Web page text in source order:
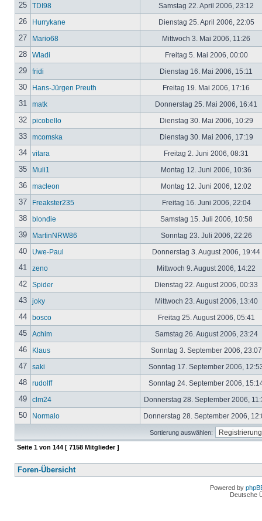
25 TDI98 Samstag 22. April 2006, 23:12
26 Hurrykane Dienstag 25. April 2006, 22:05
27 Mario68 Mittwoch 3. Mai 2006, 11:26
28 Wladi Freitag 5. Mai 2006, 00:00
29 fridi Dienstag 16. Mai 2006, 15:11
30 Hans-Jürgen Preuth Freitag 19. Mai 2006, 17:16
31 matk Donnerstag 25. Mai 2006, 16:41
32 picobello Dienstag 30. Mai 2006, 10:29
33 mcomska Dienstag 30. Mai 2006, 17:19
34 vitara Freitag 2. Juni 2006, 08:31
35 Muli1 Montag 12. Juni 2006, 10:36
36 macleon Montag 12. Juni 2006, 12:02
37 Freakster235 Freitag 16. Juni 2006, 22:04
38 blondie Samstag 15. Juli 2006, 10:58
39 MartinNRW86 Sonntag 23. Juli 2006, 22:26
40 Uwe-Paul Donnerstag 3. August 2006, 19:44
41 zeno Mittwoch 9. August 2006, 14:22
42 Spider Dienstag 22. August 2006, 00:33
43 joky Mittwoch 23. August 2006, 13:40
44 bosco Freitag 25. August 2006, 05:41
45 Achim Samstag 26. August 2006, 23:24
46 Klaus Sonntag 3. September 2006,
47 saki Sonntag 17. September 2006,
48 rudolff Sonntag 24. September 2006,
49 clm24 Donnerstag 28. September 2006,
50 Normalo Donnerstag 28. September 2006,
Sortierung auswählen:
Seite 1 von 144 [ 7158 Mitglieder ]
Foren-Übersicht
Powered by
Deutsche